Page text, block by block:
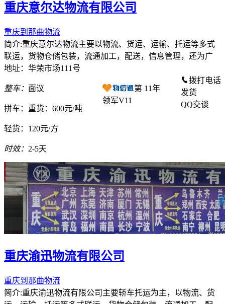
重庆意尔达物流有限公司
重庆到那曲物流
简介:重庆意尔达物流主要以物流、货运、运输、托运等多式
联运，货物仓储包装，流通加工，配送，信息管理，还为广
地址：华荣市场111号
整车： 面议
拼车： 重货：600元/吨
轻货： 120元/方
时效： 2-5天
第 11年
领军V11
拨打电话
发货
QQ交谈
重庆渝迅物流有限公司
重庆到那曲物流
简介:重庆渝迅物流有限公司主要轿车托运为主，以物流、货